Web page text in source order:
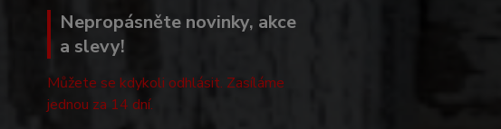
Nepropásněte novinky, akce
a slevy!
Můžete se kdykoli odhlásit. Zasíláme
jednou za 14 dní.